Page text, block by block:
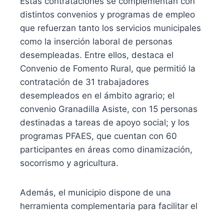
distintos convenios y programas de empleo
que refuerzan tanto los servicios municipales
como la inserción laboral de personas
desempleadas. Entre ellos, destaca el
Convenio de Fomento Rural, que permitió la
contratación de 31 trabajadores
desempleados en el ámbito agrario; el
convenio Granadilla Asiste, con 15 personas
destinadas a tareas de apoyo social; y los
programas PFAES, que cuentan con 60
participantes en áreas como dinamización,
socorrismo y agricultura.
Además, el municipio dispone de una
herramienta complementaria para facilitar el